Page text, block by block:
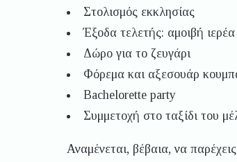
Στολισμός εκκλησίας
Έξοδα τελετής: αμοιβή
Δώρο για το ζευγάρι
Φόρεμα και αξεσουάρ
Bachelorette party
Συμμετοχή στο ταξίδι του
Αναμένεται, βέβαια, να